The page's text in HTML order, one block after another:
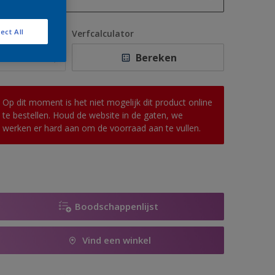
1 L
2,5 L
10 L
Verfcalculator
Bereken
Op dit moment is het niet mogelijk dit product online
te bestellen. Houd de website in de gaten, we
werken er hard aan om de voorraad aan te vullen.
Boodschappenlijst
Vind een winkel
All